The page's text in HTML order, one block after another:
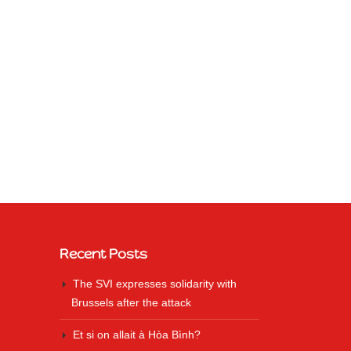
Recent Posts
The SVI expresses solidarity with
Brussels after the attack
Et si on allait à Hòa Bình?